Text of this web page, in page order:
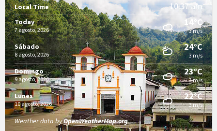
Local Time 10:37 am
Today
7 agosto, 2026
14°C
3 m/s
Sábado
8 agosto, 2026
24°C
3 m/s
Domingo
9 agosto, 2026
23°C
3 m/s
Lunes
10 agosto, 2026
22°C
3 m/s
Weather data byOpenWeatherMap.org